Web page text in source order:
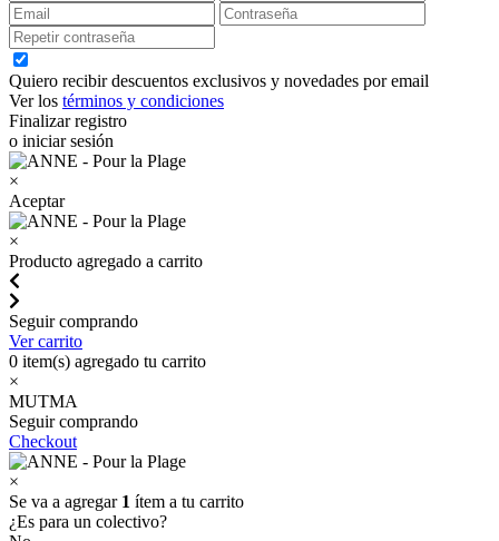
Quiero recibir descuentos exclusivos y novedades por email
Ver los términos y condiciones
Finalizar registro
o iniciar sesión
×
Aceptar
×
Producto agregado a carrito
Seguir comprando
Ver carrito
0 item(s) agregado tu carrito
×
MUTMA
Seguir comprando
Checkout
×
Se va a agregar 1 ítem a tu carrito
¿Es para un colectivo?